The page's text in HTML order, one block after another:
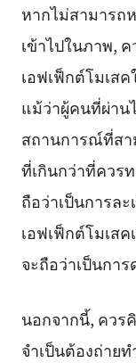
หากไม่สามารถ
เข้าไปในภาพ,
เอฟเฟ็กต์โมเส
แม้ว่าผู้คนที่ผ่าน
สถานการณ์ที่สา
ที่เกินกว่าที่ควร
ถือว่าเป็นการล
เอฟเฟ็กต์โมเส
จะถือว่าเป็นกา
นอกจากนี้, ควร
จำเป็นต้องถ่าย